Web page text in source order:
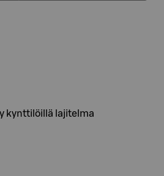
kynttilöillä lajitelma